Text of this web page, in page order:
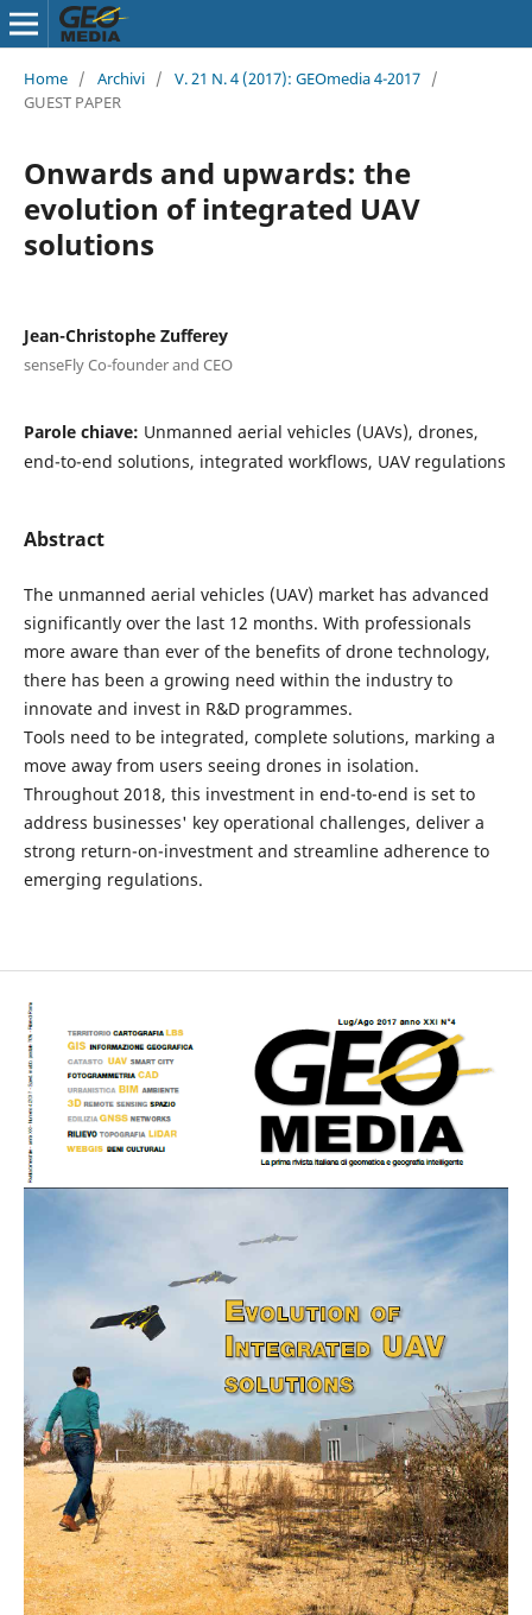
Home / Archivi / V. 21 N. 4 (2017): GEOmedia 4-2017 /
GUEST PAPER
Onwards and upwards: the
evolution of integrated UAV
solutions
Jean-Christophe Zufferey
senseFly Co-founder and CEO
Parole chiave: Unmanned aerial vehicles (UAVs), drones,
end-to-end solutions, integrated workflows, UAV regulations
Abstract
The unmanned aerial vehicles (UAV) market has advanced
significantly over the last 12 months. With professionals
more aware than ever of the benefits of drone technology,
there has been a growing need within the industry to
innovate and invest in R&D programmes.
Tools need to be integrated, complete solutions, marking a
move away from users seeing drones in isolation.
Throughout 2018, this investment in end-to-end is set to
address businesses' key operational challenges, deliver a
strong return-on-investment and streamline adherence to
emerging regulations.